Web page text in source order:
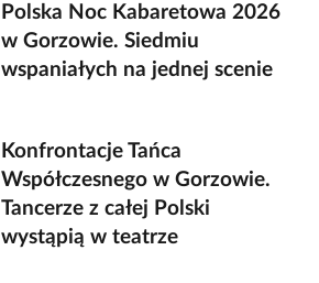
Polska Noc Kabaretowa 2026
w Gorzowie. Siedmiu
wspaniałych na jednej scenie
Konfrontacje Tańca
Współczesnego w Gorzowie.
Tancerze z całej Polski
wystąpią w teatrze